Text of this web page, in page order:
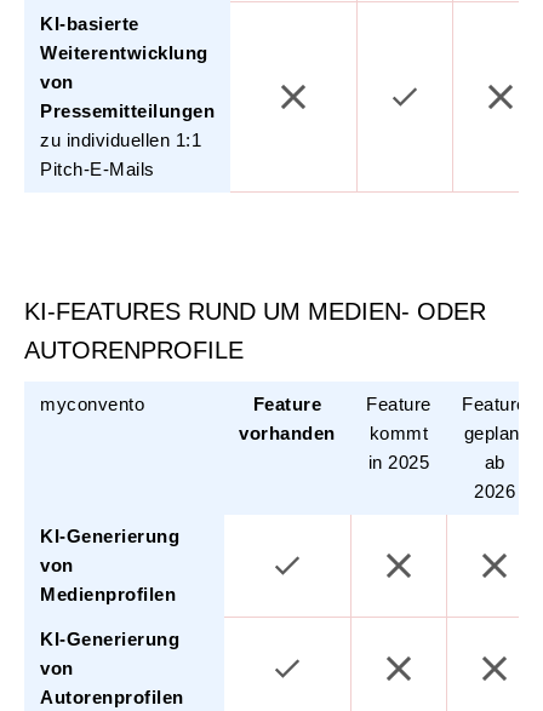
KI-basierte
Weiterentwicklung
von
Pressemitteilungen
zu individuellen 1:1
Pitch-E-Mails
KI-FEATURES RUND UM MEDIEN- ODER
AUTORENPROFILE
myconvento
Feature
vorhanden
Feature
kommt
in 2025
Feature
geplant
ab
2026
KI-Generierung
von
Medienprofilen
KI-Generierung
von
Autorenprofilen